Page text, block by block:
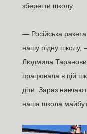
зберегти школу.
— Російська
нашу рідну школу,
Людмила
працювала в цій
діти. Зараз
наша школа